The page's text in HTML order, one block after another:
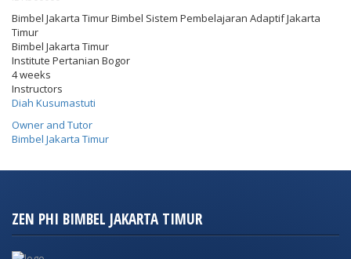
Bimbel Jakarta Timur Bimbel Sistem Pembelajaran Adaptif Jakarta
Timur
Bimbel Jakarta Timur
Institute Pertanian Bogor
4 weeks
Instructors
Diah Kusumastuti
Owner and Tutor
Bimbel Jakarta Timur
ZEN PHI BIMBEL JAKARTA TIMUR